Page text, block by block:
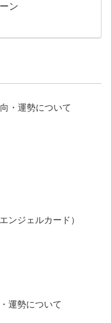
ン
・運勢について
ンジェルカード）
運勢について